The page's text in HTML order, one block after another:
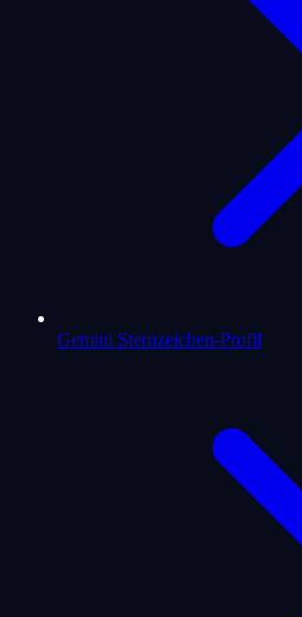
Gemini Sternzeichen-Profil